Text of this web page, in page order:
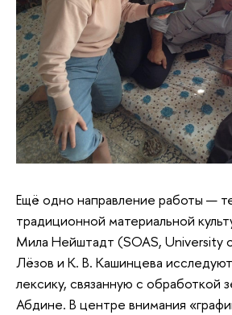
Ещё одно направление работы —
традиционной материальной
Мила Нейштадт (SOAS, University
Лёзов и К. В. Кашинцева исследуют
лексику, связанную с обработкой
Абдине. В центре внимания